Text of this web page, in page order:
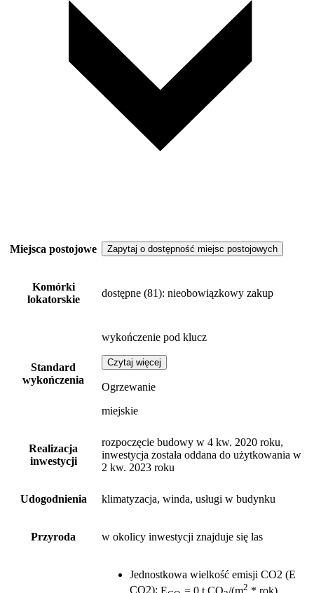
Miejsca postojowe Zapytaj o dostępność miejsc postojowych
Komórki
lokatorskie
dostępne (81): nieobowiązkowy zakup
Standard
wykończenia
wykończenie pod klucz
Czytaj więcej
Ogrzewanie
miejskie
Realizacja
inwestycji
rozpoczęcie budowy w 4 kw. 2020 roku,
inwestycja została oddana do użytkowania w
2 kw. 2023 roku
Udogodnienia klimatyzacja, winda, usługi w budynku
Przyroda w okolicy inwestycji znajduje się las
Jednostkowa wielkość emisji CO2 (E
CO2): E = 0 t CO /(m2 * rok)